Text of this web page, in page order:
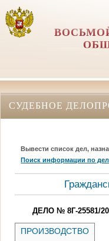
СУДЕБНОЕ
Вывести список дел,
Поиск информации по
ДЕЛО № 8Г-25581/
ПРОИЗВОДСТВО